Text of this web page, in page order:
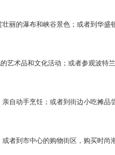
丽的瀑布和峡谷景色；或者到华
术品和文化活动；或者参观波特
自动手烹饪；或者到街边小吃摊
者到市中心的购物街区，购买时